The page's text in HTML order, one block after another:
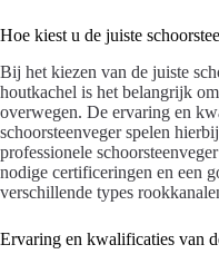
Hoe kiest u de juiste
Bij het kiezen van de juiste
houtkachel is het belangrijk
overwegen. De ervaring en
schoorsteenveger spelen
professionele
nodige certificeringen en een
verschillende types
Ervaring en kwalificaties van